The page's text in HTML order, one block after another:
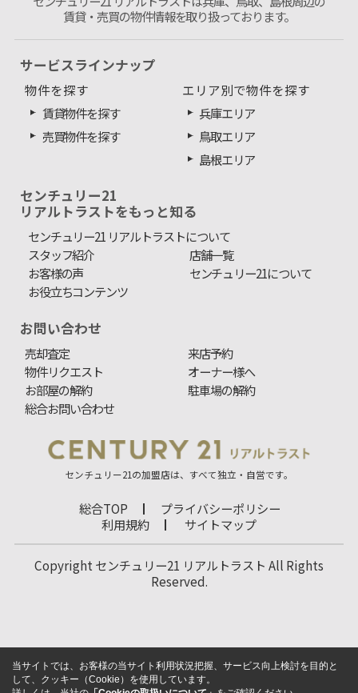
賃貸・売買の物件情報を取り扱っております。
サービスラインナップ
物件を探す
賃貸物件を探す
売買物件を探す
エリア別で物件を探す
兵庫エリア
鳥取エリア
島根エリア
センチュリー21
リアルトラストをもっと知る
センチュリー21 リアルトラストについて
スタッフ紹介
店舗一覧
お客様の声
センチュリー21について
お役立ちコンテンツ
お問い合わせ
売却査定
来店予約
物件リクエスト
オーナー様へ
お部屋の解約
駐車場の解約
総合お問い合わせ
センチュリー21の加盟店は、すべて独立・自営です。
総合TOP
プライバシーポリシー
利用規約
サイトマップ
Copyright センチュリー21 リアルトラスト All Rights
Reserved.
当サイトでは、お客様の当サイト利用状況把握、サービス向上検討を目的と
して、クッキー（Cookie）を使用しています。